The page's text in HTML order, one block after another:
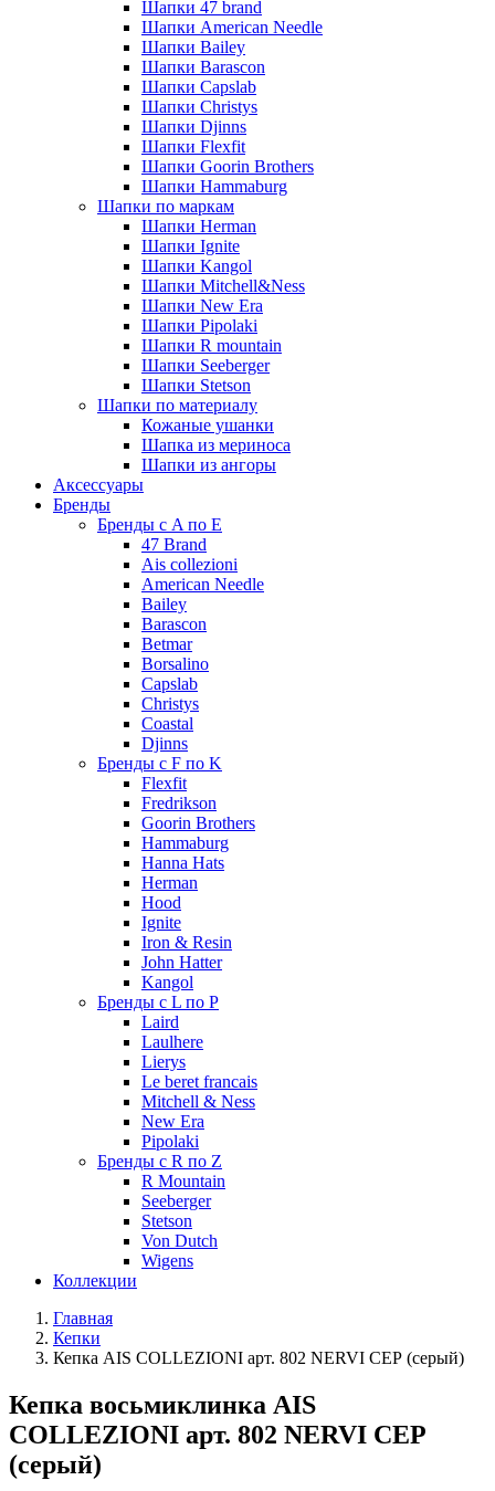
Шапки 47 brand
Шапки American Needle
Шапки Bailey
Шапки Barascon
Шапки Capslab
Шапки Christys
Шапки Djinns
Шапки Flexfit
Шапки Goorin Brothers
Шапки Hammaburg
Шапки по маркам
Шапки Herman
Шапки Ignite
Шапки Kangol
Шапки Mitchell&Ness
Шапки New Era
Шапки Pipolaki
Шапки R mountain
Шапки Seeberger
Шапки Stetson
Шапки по материалу
Кожаные ушанки
Шапка из мериноса
Шапки из ангоры
Аксессуары
Бренды
Бренды с A по E
47 Brand
Ais collezioni
American Needle
Bailey
Barascon
Betmar
Borsalino
Capslab
Christys
Coastal
Djinns
Бренды с F по K
Flexfit
Fredrikson
Goorin Brothers
Hammaburg
Hanna Hats
Herman
Hood
Ignite
Iron & Resin
John Hatter
Kangol
Бренды с L по P
Laird
Laulhere
Lierys
Le beret francais
Mitchell & Ness
New Era
Pipolaki
Бренды с R по Z
R Mountain
Seeberger
Stetson
Von Dutch
Wigens
Коллекции
Главная
Кепки
Кепка AIS COLLEZIONI арт. 802 NERVI СЕР (серый)
Кепка восьмиклинка AIS
COLLEZIONI арт. 802 NERVI СЕР
(серый)